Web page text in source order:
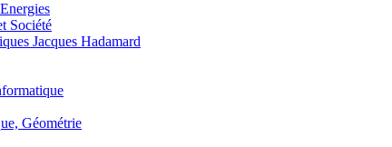
Société
Jacques Hadamard
Géométrie